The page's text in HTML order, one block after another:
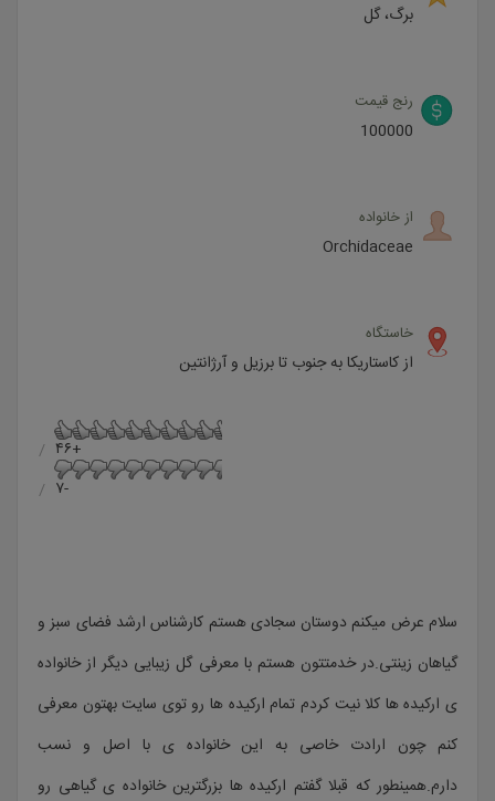
برگ، گل
رنج قیمت
100000
از خانواده
Orchidaceae
خاستگاه
از کاستاریکا به جنوب تا برزیل و آرژانتین
+۴۶
-۷
سلام عرض میکنم دوستان سجادی هستم کارشناس ارشد فضای سبز و
گیاهان زینتی.در خدمتتون هستم با معرفی گل زیبایی دیگر از خانواده
ی ارکیده ها کلا نیت کردم تمام ارکیده ها رو توی سایت بهتون معرفی
کنم چون ارادت خاصی به این خانواده ی با اصل و نسب
دارم.همینطور که قبلا گفتم ارکیده ها بزرگترین خانواده ی گیاهی رو